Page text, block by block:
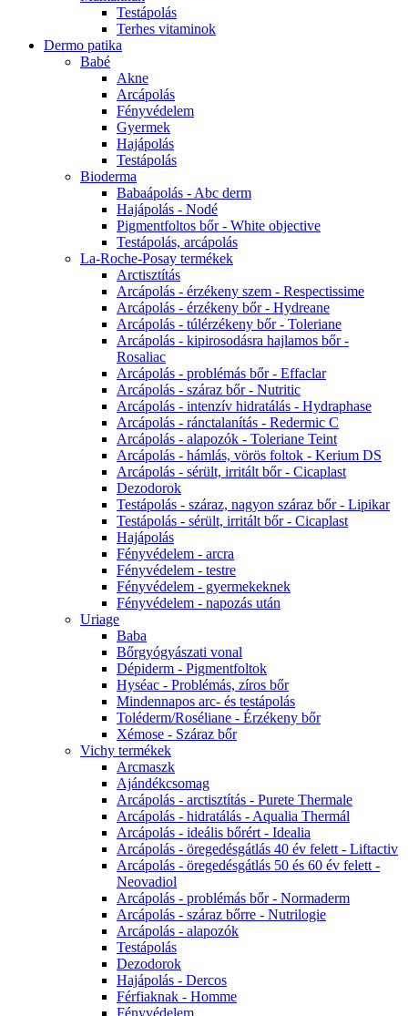
Testápolás
Terhes vitaminok
Dermo patika
Babé
Akne
Arcápolás
Fényvédelem
Gyermek
Hajápolás
Testápolás
Bioderma
Babaápolás - Abc derm
Hajápolás - Nodé
Pigmentfoltos bőr - White objective
Testápolás, arcápolás
La-Roche-Posay termékek
Arctisztítás
Arcápolás - érzékeny szem - Respectissime
Arcápolás - érzékeny bőr - Hydreane
Arcápolás - túlérzékeny bőr - Toleriane
Arcápolás - kipirosodásra hajlamos bőr -
Rosaliac
Arcápolás - problémás bőr - Effaclar
Arcápolás - száraz bőr - Nutritic
Arcápolás - intenzív hidratálás - Hydraphase
Arcápolás - ránctalanítás - Redermic C
Arcápolás - alapozók - Toleriane Teint
Arcápolás - hámlás, vörös foltok - Kerium DS
Arcápolás - sérült, irritált bőr - Cicaplast
Dezodorok
Testápolás - száraz, nagyon száraz bőr - Lipikar
Testápolás - sérült, irritált bőr - Cicaplast
Hajápolás
Fényvédelem - arcra
Fényvédelem - testre
Fényvédelem - gyermekeknek
Fényvédelem - napozás után
Uriage
Baba
Bőrgyógyászati vonal
Dépiderm - Pigmentfoltok
Hyséac - Problémás, zíros bőr
Mindennapos arc- és testápolás
Toléderm/Roséliane - Érzékeny bőr
Xémose - Száraz bőr
Vichy termékek
Arcmaszk
Ajándékcsomag
Arcápolás - arctisztítás - Purete Thermale
Arcápolás - hidratálás - Aqualia Thermál
Arcápolás - ideális bőrért - Idealia
Arcápolás - öregedésgátlás 40 év felett - Liftactiv
Arcápolás - öregedésgátlás 50 és 60 év felett -
Neovadiol
Arcápolás - problémás bőr - Normaderm
Arcápolás - száraz bőrre - Nutrilogie
Arcápolás - alapozók
Testápolás
Dezodorok
Hajápolás - Dercos
Férfiaknak - Homme
Fényvédelem